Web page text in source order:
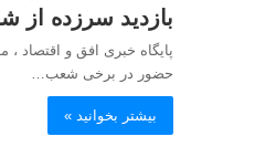
بازدید سرزده از
پایگاه خبری افق و اقتصاد ،
حضور در برخی شعب…
بیشتر بخوانید »